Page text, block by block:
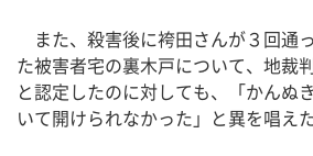
また、殺害後に袴田さんが３回通
た被害者宅の裏木戸について、地裁
と認定したのに対しても、「かんぬ
いて開けられなかった」と異を唱えた